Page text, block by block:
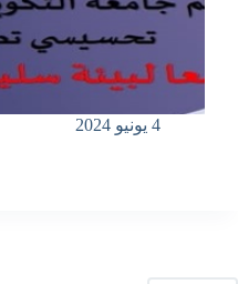
4 يونيو 2024